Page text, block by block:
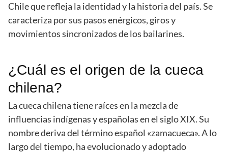
Chile que refleja la identidad y la historia del país. Se
caracteriza por sus pasos enérgicos, giros y
movimientos sincronizados de los bailarines.
¿Cuál es el origen de la cueca
chilena?
La cueca chilena tiene raíces en la mezcla de
influencias indígenas y españolas en el siglo XIX. Su
nombre deriva del término español «zamacueca». A lo
largo del tiempo, ha evolucionado y adoptado